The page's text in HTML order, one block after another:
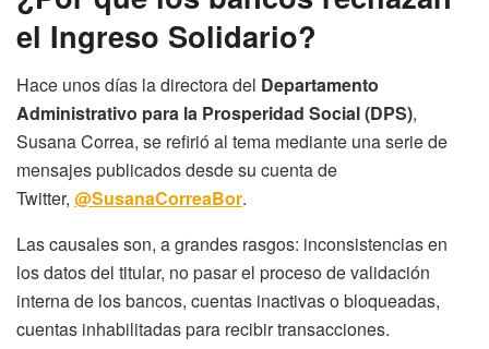
el Ingreso Solidario?
Hace unos días la directora del Departamento
Administrativo para la Prosperidad Social (DPS),
Susana Correa, se refirió al tema mediante una serie de
mensajes publicados desde su cuenta de
Twitter, @SusanaCorreaBor.
Las causales son, a grandes rasgos: inconsistencias en
los datos del titular, no pasar el proceso de validación
interna de los bancos, cuentas inactivas o bloqueadas,
cuentas inhabilitadas para recibir transacciones.